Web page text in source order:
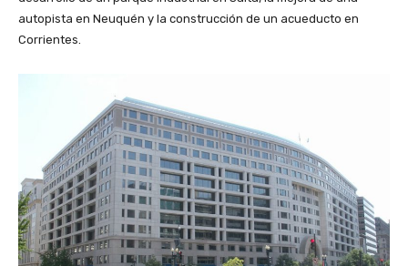
autopista en Neuquén y la construcción de un acueducto en
Corrientes.